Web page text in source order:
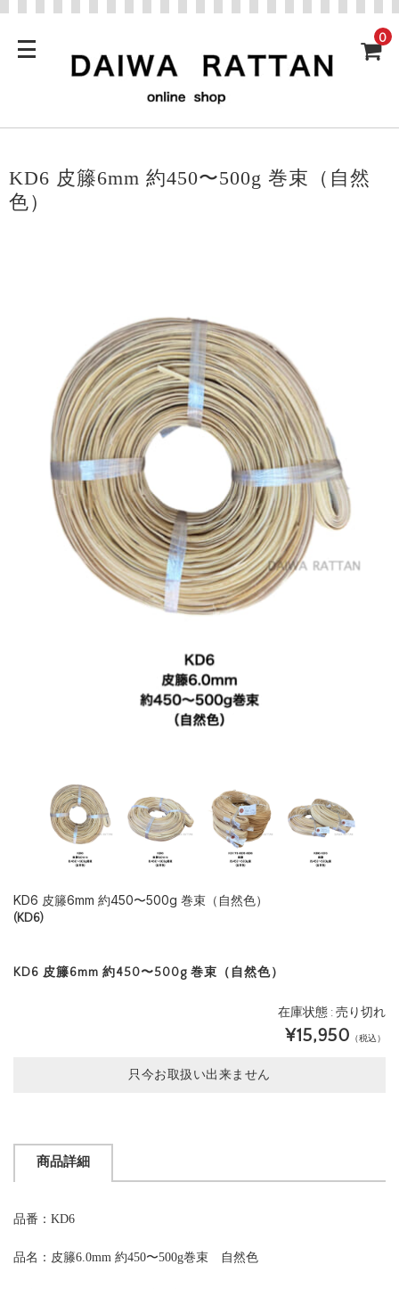
0
KD6 皮籐6mm 約450〜500g 巻束（自然
色）
KD6 皮籐6mm 約450〜500g 巻束（自然色）
(KD6)
KD6 皮籐6mm 約450〜500g 巻束（自然色）
在庫状態 : 売り切れ
¥15,950 （税込）
只今お取扱い出来ません
商品詳細
品番：KD6
品名：皮籐6.0mm 約450〜500g巻束 自然色